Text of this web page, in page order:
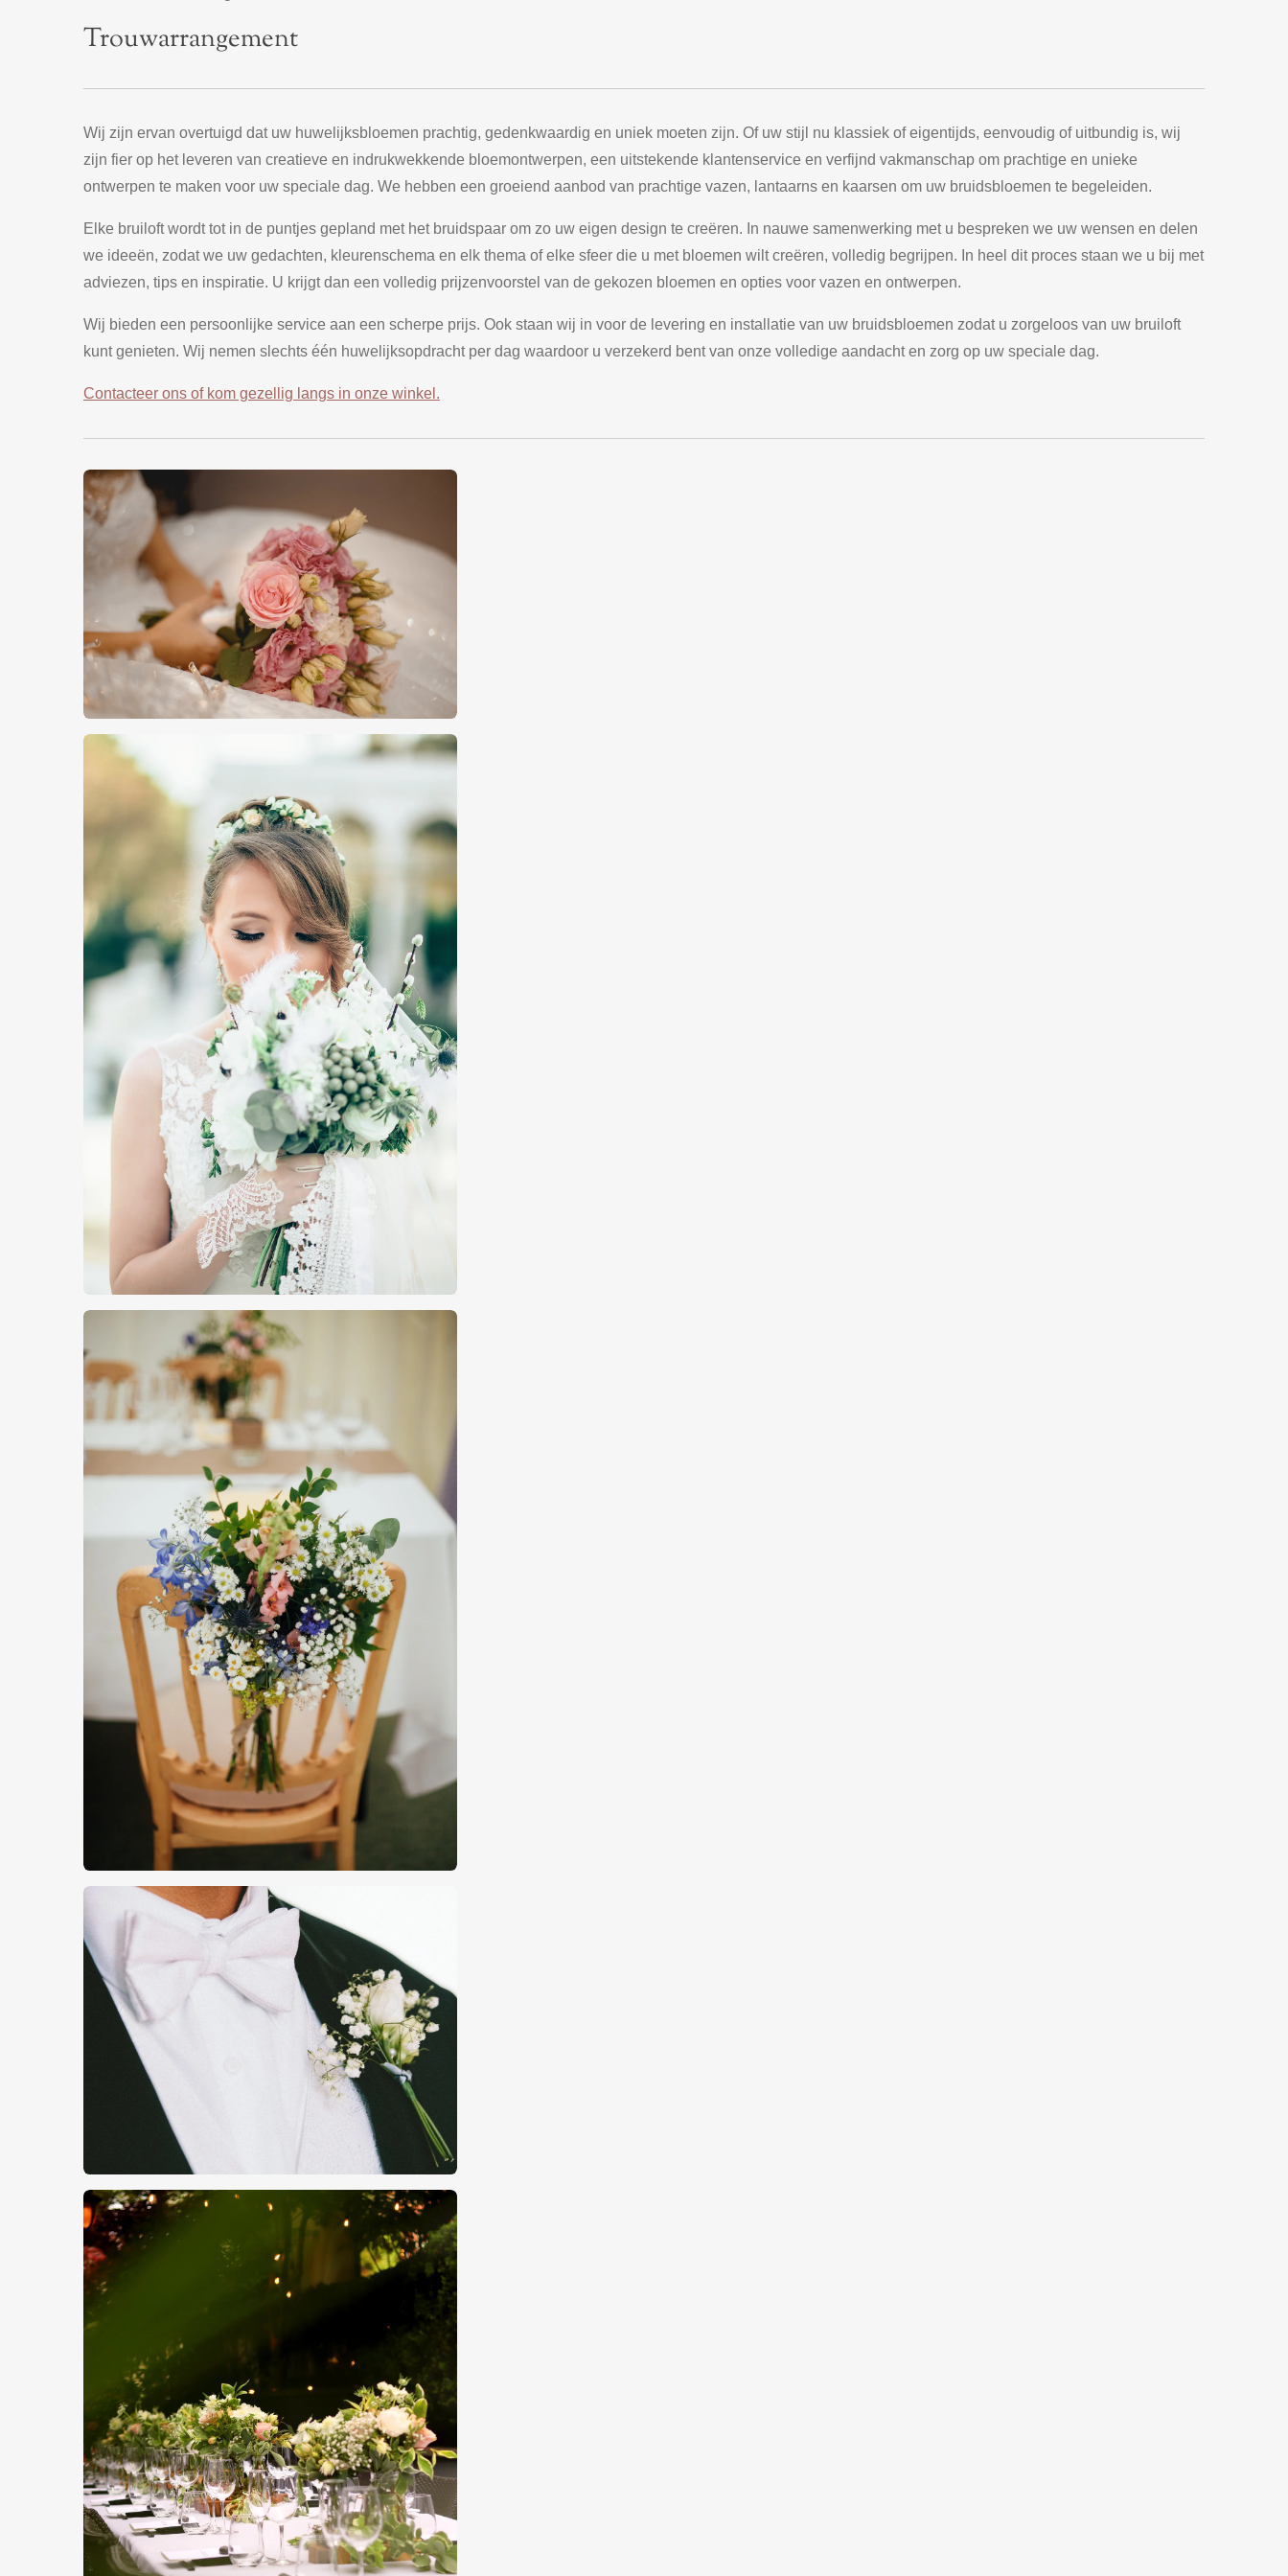
Trouwarrangement
Wij zijn ervan overtuigd dat uw huwelijksbloemen prachtig, gedenkwaardig en uniek moeten zijn. Of uw stijl nu klassiek of eigentijds, eenvoudig of uitbundig is, wij
zijn fier op het leveren van creatieve en indrukwekkende bloemontwerpen, een uitstekende klantenservice en verfijnd vakmanschap om prachtige en unieke
ontwerpen te maken voor uw speciale dag. We hebben een groeiend aanbod van prachtige vazen, lantaarns en kaarsen om uw bruidsbloemen te begeleiden.
Elke bruiloft wordt tot in de puntjes gepland met het bruidspaar om zo uw eigen design te creëren. In nauwe samenwerking met u bespreken we uw wensen en delen
we ideeën, zodat we uw gedachten, kleurenschema en elk thema of elke sfeer die u met bloemen wilt creëren, volledig begrijpen. In heel dit proces staan we u bij met
adviezen, tips en inspiratie. U krijgt dan een volledig prijzenvoorstel van de gekozen bloemen en opties voor vazen en ontwerpen.
Wij bieden een persoonlijke service aan een scherpe prijs. Ook staan wij in voor de levering en installatie van uw bruidsbloemen zodat u zorgeloos van uw bruiloft
kunt genieten. Wij nemen slechts één huwelijksopdracht per dag waardoor u verzekerd bent van onze volledige aandacht en zorg op uw speciale dag.
Contacteer ons of kom gezellig langs in onze winkel.